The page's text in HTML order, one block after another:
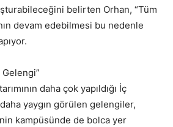
belirten Orhan, “Tüm
devam edebilmesi bu nedenle
Gelengi”
daha çok yapıldığı İç
yaygın görülen gelengiler,
kampüsünde de bolca yer